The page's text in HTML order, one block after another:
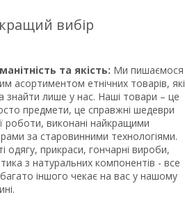
вибір
та якість: Ми пишаємося
асортиментом етнічних товарів, які
знайти лише у нас. Наші товари – це
предмети, це справжні шедеври
роботи, виконані найкращими
за старовинними технологіями.
одягу, прикраси, гончарні вироби,
з натуральних компонентів - все
іншого чекає на вас у нашому